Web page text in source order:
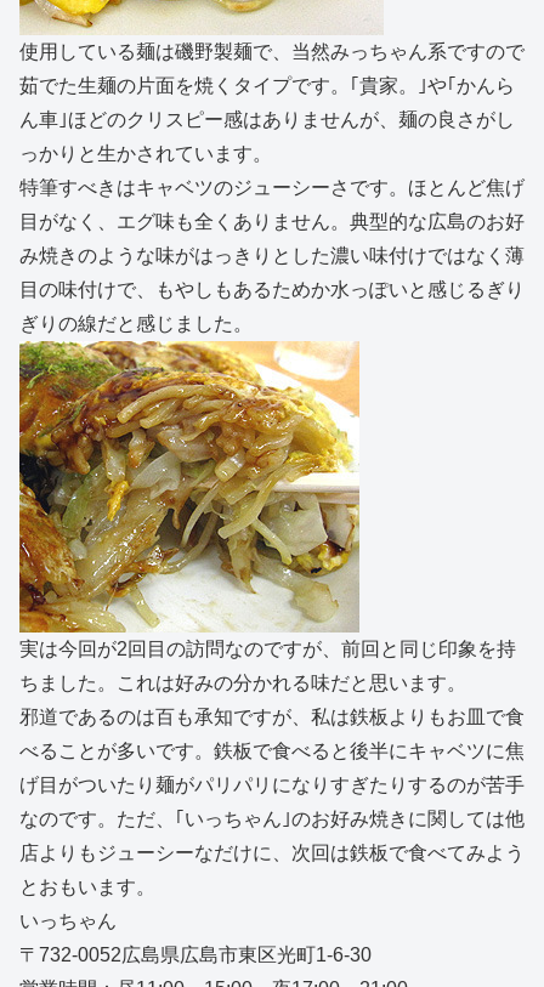
使用している麺は磯野製麺で、当然みっちゃん系ですので
茹でた生麺の片面を焼くタイプです。｢貴家。｣や｢かんら
ん車｣ほどのクリスピー感はありませんが、麺の良さがし
っかりと生かされています。
特筆すべきはキャベツのジューシーさです。ほとんど焦げ
目がなく、エグ味も全くありません。典型的な広島のお好
み焼きのような味がはっきりとした濃い味付けではなく薄
目の味付けで、もやしもあるためか水っぽいと感じるぎり
ぎりの線だと感じました。
実は今回が2回目の訪問なのですが、前回と同じ印象を持
ちました。これは好みの分かれる味だと思います。
邪道であるのは百も承知ですが、私は鉄板よりもお皿で食
べることが多いです。鉄板で食べると後半にキャベツに焦
げ目がついたり麺がパリパリになりすぎたりするのが苦手
なのです。ただ、｢いっちゃん｣のお好み焼きに関しては他
店よりもジューシーなだけに、次回は鉄板で食べてみよう
とおもいます。
いっちゃん
〒732-0052広島県広島市東区光町1-6-30